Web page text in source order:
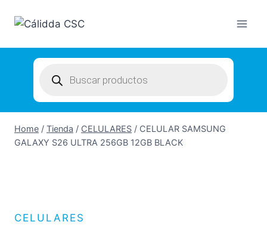
search
Home / Tienda / CELULARES / CELULAR SAMSUNG
GALAXY S26 ULTRA 256GB 12GB BLACK
CELULARES